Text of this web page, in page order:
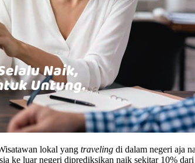
lokal yang traveling di dalam negeri aja
ke luar negeri diprediksikan naik sekitar 10%